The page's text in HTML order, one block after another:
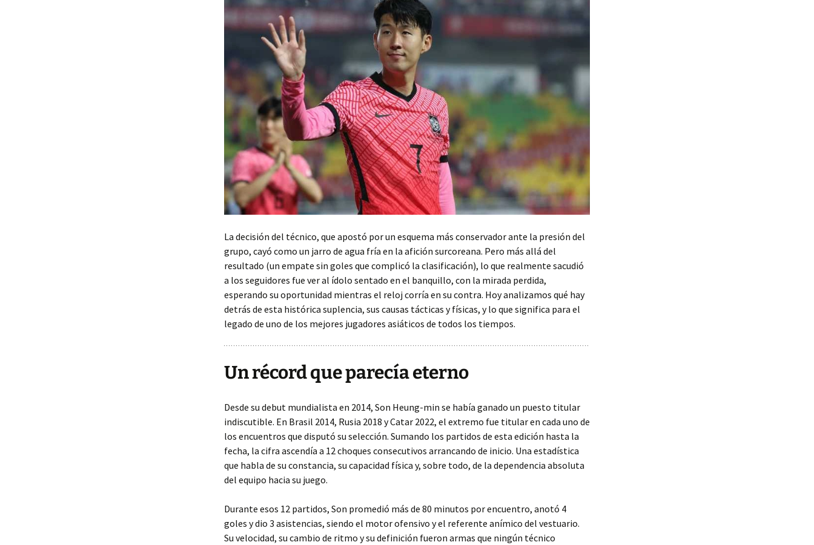
La decisión del técnico, que apostó por un esquema más conservador ante la presión del
grupo, cayó como un jarro de agua fría en la afición surcoreana. Pero más allá del
resultado (un empate sin goles que complicó la clasificación), lo que realmente sacudió
a los seguidores fue ver al ídolo sentado en el banquillo, con la mirada perdida,
esperando su oportunidad mientras el reloj corría en su contra. Hoy analizamos qué hay
detrás de esta histórica suplencia, sus causas tácticas y físicas, y lo que significa para el
legado de uno de los mejores jugadores asiáticos de todos los tiempos.
Un récord que parecía eterno
Desde su debut mundialista en 2014, Son Heung-min se había ganado un puesto titular
indiscutible. En Brasil 2014, Rusia 2018 y Catar 2022, el extremo fue titular en cada uno de
los encuentros que disputó su selección. Sumando los partidos de esta edición hasta la
fecha, la cifra ascendía a 12 choques consecutivos arrancando de inicio. Una estadística
que habla de su constancia, su capacidad física y, sobre todo, de la dependencia absoluta
del equipo hacia su juego.
Durante esos 12 partidos, Son promedió más de 80 minutos por encuentro, anotó 4
goles y dio 3 asistencias, siendo el motor ofensivo y el referente anímico del vestuario.
Su velocidad, su cambio de ritmo y su definición fueron armas que ningún técnico